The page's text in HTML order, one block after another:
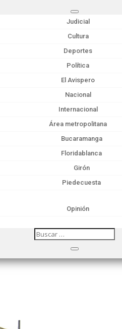
Judicial
Cultura
Deportes
Política
El Avispero
Nacional
Internacional
Área metropolitana
Bucaramanga
Floridablanca
Girón
Piedecuesta
Opinión